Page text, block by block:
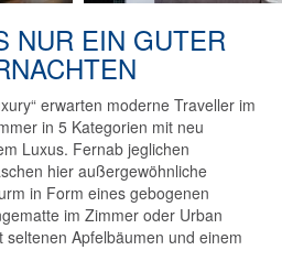
NUR EIN GUTER
erwarten moderne Traveller im
in 5 Kategorien mit neu
Luxus. Fernab jeglichen
hier außergewöhnliche
in Form eines gebogenen
im Zimmer oder Urban
Apfelbäumen und einem